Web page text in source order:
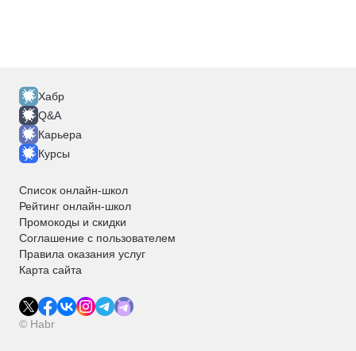
Хабр
Q&A
Карьера
Курсы
Список онлайн-школ
Рейтинг онлайн-школ
Промокоды и скидки
Соглашение с пользователем
Правила оказания услуг
Карта сайта
© Habr